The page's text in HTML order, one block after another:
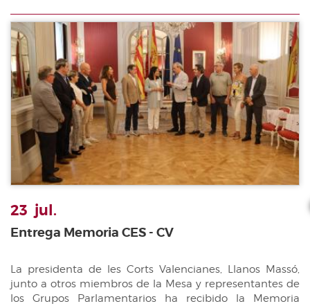
23 jul.
Entrega Memoria CES - CV
La presidenta de les Corts Valencianes, Llanos Massó,
junto a otros miembros de la Mesa y representantes de
los Grupos Parlamentarios ha recibido la Memoria